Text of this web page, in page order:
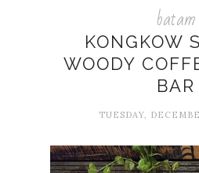
batam
KONGKOW
WOODY
BAR
TUESDAY,